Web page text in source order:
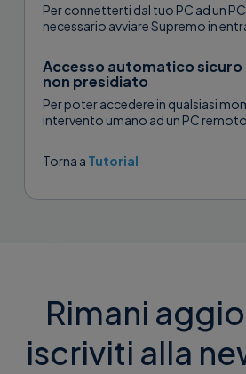
Per connetterti dal tuo PC ad un
necessario avviare Supremo in
Accesso automatico
non presidiato
Per poter accedere in qualsiasi
intervento umano ad un PC
Torna a Tutorial
Rimani
iscriviti alla